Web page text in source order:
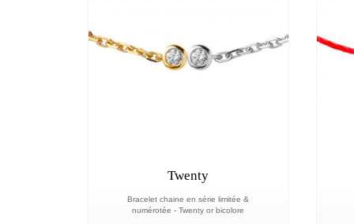
Twenty
Bracelet chaine en série limitée &
numérotée - Twenty or bicolore